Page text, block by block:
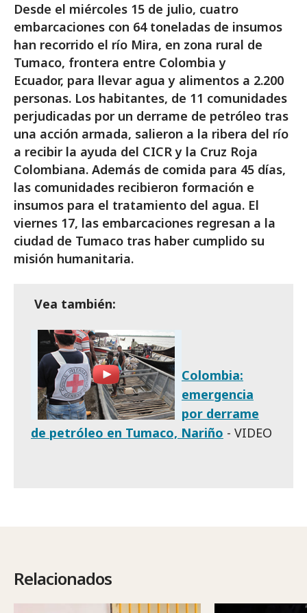
Desde el miércoles 15 de julio, cuatro
embarcaciones con 64 toneladas de insumos
han recorrido el río Mira, en zona rural de
Tumaco, frontera entre Colombia y
Ecuador, para llevar agua y alimentos a 2.200
personas. Los habitantes, de 11 comunidades
perjudicadas por un derrame de petróleo tras
una acción armada, salieron a la ribera del río
a recibir la ayuda del CICR y la Cruz Roja
Colombiana. Además de comida para 45 días,
las comunidades recibieron formación e
insumos para el tratamiento del agua. El
viernes 17, las embarcaciones regresan a la
ciudad de Tumaco tras haber cumplido su
misión humanitaria.
Vea también:
Colombia:
emergencia
por derrame
de petróleo en Tumaco, Nariño - VIDEO
Relacionados